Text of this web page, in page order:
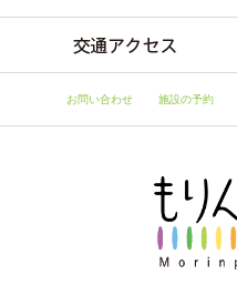
お問い合わせ 施設の予約